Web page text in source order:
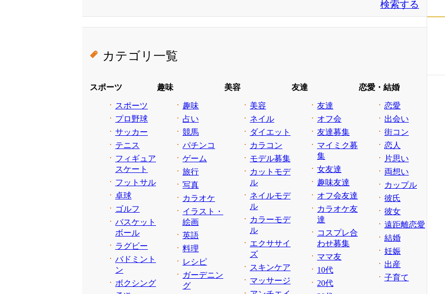
検索する
カテゴリ一覧
スポーツ
スポーツ
プロ野球
サッカー
テニス
フィギュア
スケート
フットサル
卓球
ゴルフ
バスケット
ボール
ラグビー
バドミント
ン
ボクシング
趣味
趣味
占い
競馬
パチンコ
ゲーム
旅行
写真
カラオケ
イラスト・
絵画
英語
料理
レシピ
ガーデニン
グ
美容
美容
ネイル
ダイエット
カラコン
モデル募集
カットモデ
ル
ネイルモデ
ル
カラーモデ
ル
エクササイ
ズ
スキンケア
マッサージ
友達
友達
オフ会
友達募集
マイミク募
集
女友達
趣味友達
オフ会友達
カラオケ友
達
コスプレ合
わせ募集
ママ友
10代
20代
恋愛・結婚
恋愛
出会い
街コン
恋人
片思い
両想い
カップル
彼氏
彼女
遠距離恋愛
結婚
妊娠
出産
子育て